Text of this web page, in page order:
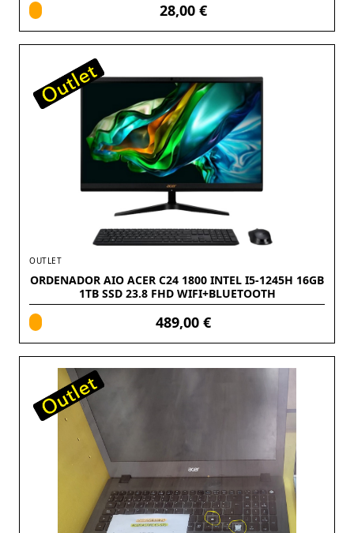
28,00 €
OUTLET
ORDENADOR AIO ACER C24 1800 INTEL I5-1245H 16GB
1TB SSD 23.8 FHD WIFI+BLUETOOTH
489,00 €